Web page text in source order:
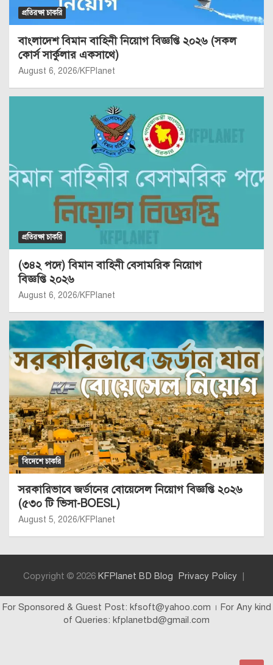
প্রতিরক্ষা চাকরি
বাংলাদেশ বিমান বাহিনী নিয়োগ বিজ্ঞপ্তি ২০২৬ (সকল
কোর্স সার্কুলার একসাথে)
August 6, 2026 KFPlanet
প্রতিরক্ষা চাকরি
(৩৪২ পদে) বিমান বাহিনী বেসামরিক নিয়োগ
বিজ্ঞপ্তি ২০২৬
August 6, 2026 KFPlanet
বিদেশে চাকরি
সরকারিভাবে জর্ডানের বোয়েসেল নিয়োগ বিজ্ঞপ্তি ২০২৬
(৫৩০ টি ভিসা-BOESL)
August 5, 2026 KFPlanet
Copyright © 2026 KFPlanet BD Blog Privacy Policy
For Sponsored & Guest Post: kfsoft@yahoo.com । For Any kind
of Queries: kfplanetbd@gmail.com